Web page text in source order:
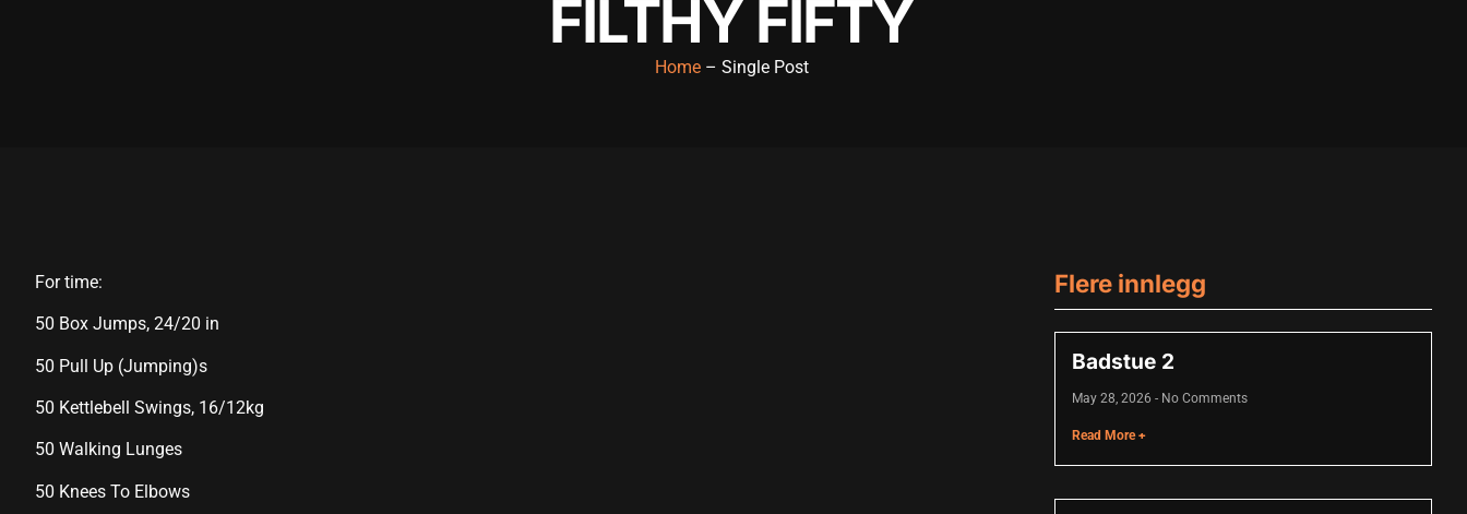
panel
panel
panel
panel
satın al
satın al
FILTHY FIFTY
Home– Single Post
For time:
50 Box Jumps, 24/20 in
50 Pull Up (Jumping)s
50 Kettlebell Swings, 16/12kg
50 Walking Lunges
50 Knees To Elbows
Flere innlegg
Badstue 2
May 28, 2026 No Comments
Read More +